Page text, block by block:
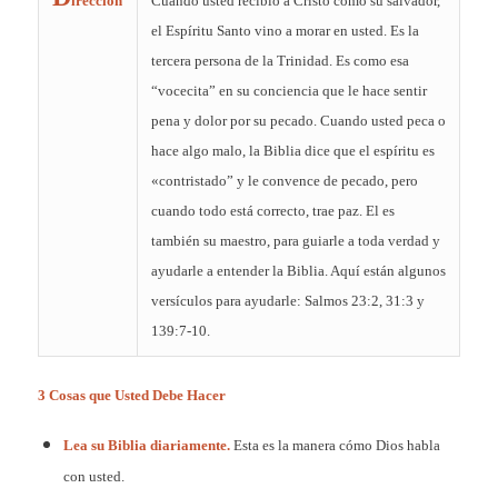
el Espíritu Santo vino a morar en usted. Es la
tercera persona de la Trinidad. Es como esa
“vocecita” en su conciencia que le hace sentir
pena y dolor por su pecado. Cuando usted peca o
hace algo malo, la Biblia dice que el espíritu es
«contristado” y le convence de pecado, pero
cuando todo está correcto, trae paz. El es
también su maestro, para guiarle a toda verdad y
ayudarle a entender la Biblia. Aquí están algunos
versículos para ayudarle: Salmos 23:2, 31:3 y
139:7-10.
3 Cosas que Usted Debe Hacer
Lea su Biblia diariamente. Esta es la manera cómo Dios habla
con usted.